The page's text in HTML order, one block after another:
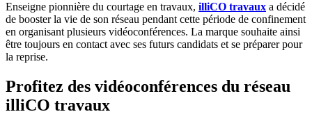
Enseigne pionnière du courtage en travaux, illiCO travaux a décidé
de booster la vie de son réseau pendant cette période de confinement
en organisant plusieurs vidéoconférences. La marque souhaite ainsi
être toujours en contact avec ses futurs candidats et se préparer pour
la reprise.
Profitez des vidéoconférences du réseau
illiCO travaux